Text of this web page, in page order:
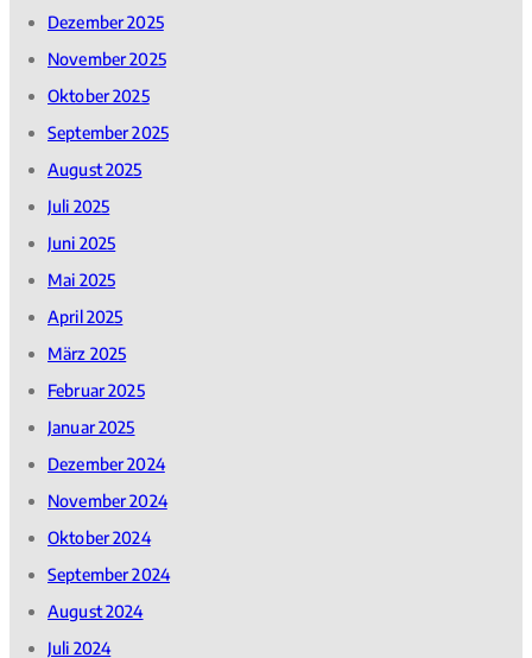
Dezember 2025
November 2025
Oktober 2025
September 2025
August 2025
Juli 2025
Juni 2025
Mai 2025
April 2025
März 2025
Februar 2025
Januar 2025
Dezember 2024
November 2024
Oktober 2024
September 2024
August 2024
Juli 2024